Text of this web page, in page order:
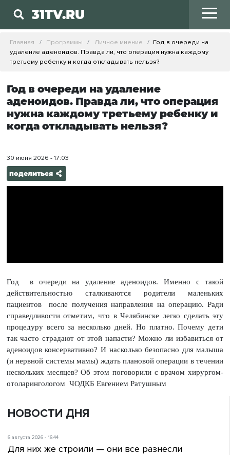
31TV.RU
Главная Программы Личное мнение
Год в очереди на
удаление аденоидов. Правда ли, что операция нужна каждому
третьему ребенку и когда откладывать нельзя?
Год в очереди на удаление
аденоидов. Правда ли, что операция
нужна каждому третьему ребенку и
когда откладывать нельзя?
30 июня 2026 - 17:03
поделиться
Год в очереди на удаление аденоидов. Именно с такой
действительностью сталкиваются родители маленьких
пациентов после получения направления на операцию. Ради
справедливости отметим, что в Челябинске легко сделать эту
процедуру всего за несколько дней. Но платно. Почему дети
так часто страдают от этой напасти? Можно ли избавиться от
аденоидов консервативно? И насколько безопасно для малыша
(и нервной системы мамы) ждать плановой операции в течении
нескольких месяцев? Об этом поговорили с врачом хирургом-
отоларингологом ЧОДКБ Евгением Ратушным
НОВОСТИ ДНЯ
6 августа 2026 - 16:44
Для них же строили — они все разнесли